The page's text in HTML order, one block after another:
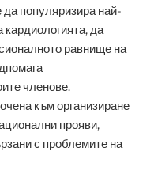
популяризира най-
кардиологията, да
равнище на
членове.
към организиране
прояви,
с проблемите на